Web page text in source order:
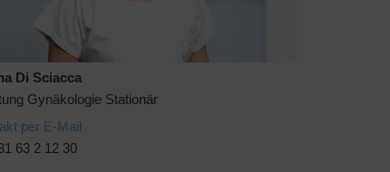
Di Sciacca
Gynäkologie Stationär
per E-Mail
63 2 12 30